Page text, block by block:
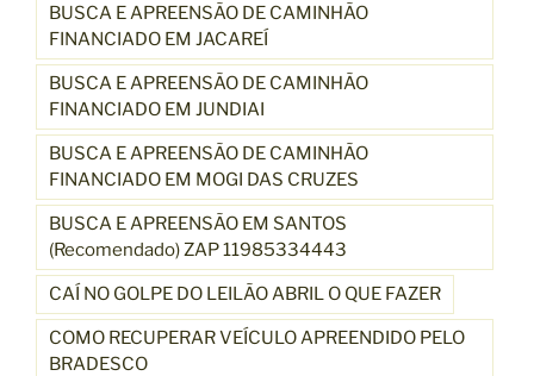
BUSCA E APREENSÃO DE CAMINHÃO
FINANCIADO EM JACAREÍ
BUSCA E APREENSÃO DE CAMINHÃO
FINANCIADO EM JUNDIAI
BUSCA E APREENSÃO DE CAMINHÃO
FINANCIADO EM MOGI DAS CRUZES
BUSCA E APREENSÃO EM SANTOS
(Recomendado) ZAP 11985334443
CAÍ NO GOLPE DO LEILÃO ABRIL O QUE FAZER
COMO RECUPERAR VEÍCULO APREENDIDO PELO
BRADESCO